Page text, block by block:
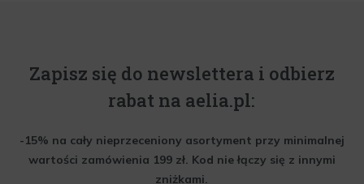
Zapisz się do newslettera i odbierz
rabat na aelia.pl:
-15% na cały nieprzeceniony asortyment przy minimalnej
wartości zamówienia 199 zł. Kod nie łączy się z innymi
zniżkami.